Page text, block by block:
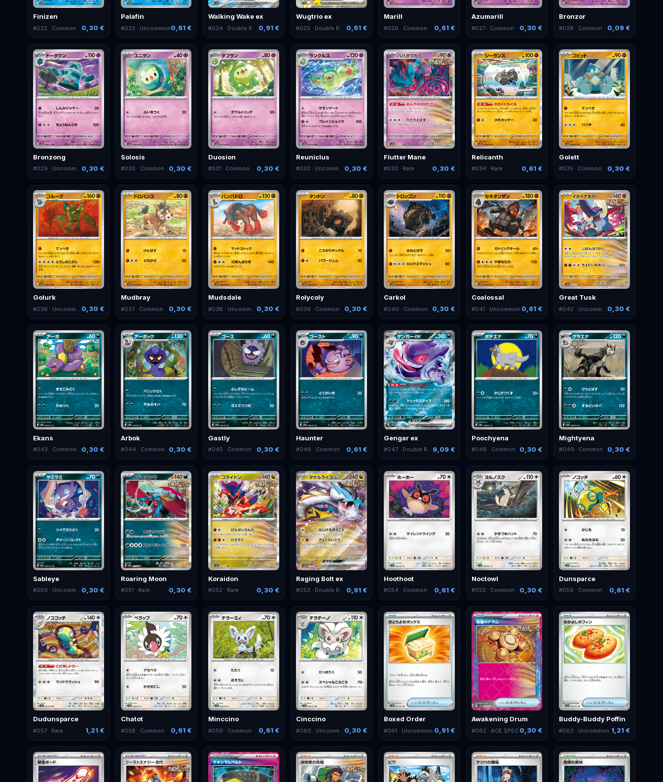
Finizen
#022 · Common 0,30 €
Palafin
#023 · Uncommon0,61 €
Walking Wake ex
#024 · Double Rare 0,91 €
Wugtrio ex
#025 · Double Rare 0,61 €
Marill
#026 · Common 0,61 €
Azumarill
#027· Common 0,30 €
Bronzor
#028 · Common 0,09 €
Bronzong
#029 · Uncommon 0,30 €
Solosis
#030 · Common 0,30 €
Duosion
#031 · Common 0,30 €
Reuniclus
#032 · Uncommon 0,30 €
Flutter Mane
#033 · Rare 0,30 €
Relicanth
#034 · Rare 0,61 €
Golett
#035 · Common 0,30 €
Golurk
#036 · Uncommon 0,30 €
Mudbray
#037· Common 0,30 €
Mudsdale
#038 · Uncommon 0,30 €
Rolycoly
#039 · Common 0,30 €
Carkol
#040 · Common 0,30 €
Coalossal
#041 · Uncommon 0,61 €
Great Tusk
#042 · Uncommon 0,30 €
Ekans
#043 · Common 0,30 €
Arbok
#044 · Common 0,30 €
Gastly
#045 · Common 0,30 €
Haunter
#046 · Common 0,61 €
Gengar ex
#047· Double Rare 9,09 €
Poochyena
#048 · Common 0,30 €
Mightyena
#049 · Common 0,30 €
Sableye
#050 · Uncommon 0,30 €
Roaring Moon
#051 · Rare 0,30 €
Koraidon
#052 · Rare 0,30 €
Raging Bolt ex
#053 · Double Rare 0,91 €
Hoothoot
#054 · Common 0,61 €
Noctowl
#055 · Common 0,30 €
Dunsparce
#056 · Common 0,61 €
Dudunsparce
#057 · Rare 1,21 €
Chatot
#058 · Common 0,61 €
Minccino
#059 · Common 0,61 €
Cinccino
#060 · Uncommon 0,30 €
Boxed Order
#061 · Uncommon 0,91 €
Awakening Drum
#062 · ACE SPEC 0,30 €
Buddy-Buddy Poffin
#063 · Uncommon 1,21 €